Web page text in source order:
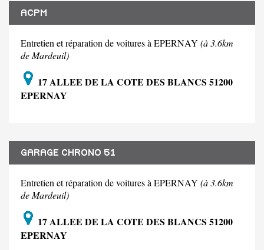
ACPM
Entretien et réparation de voitures à EPERNAY (à 3.6km
de Mardeuil)
17 ALLEE DE LA COTE DES BLANCS 51200
EPERNAY
GARAGE CHRONO 51
Entretien et réparation de voitures à EPERNAY (à 3.6km
de Mardeuil)
17 ALLEE DE LA COTE DES BLANCS 51200
EPERNAY